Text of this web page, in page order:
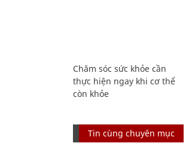
Chăm sóc sức khỏe cần
thực hiện ngay khi cơ thể
còn khỏe
Tin cùng chuyên mục